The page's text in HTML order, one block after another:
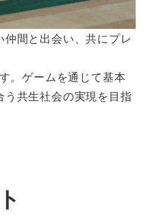
間と出会い、共にプレ
。ゲームを通じて基本
共生社会の実現を目指